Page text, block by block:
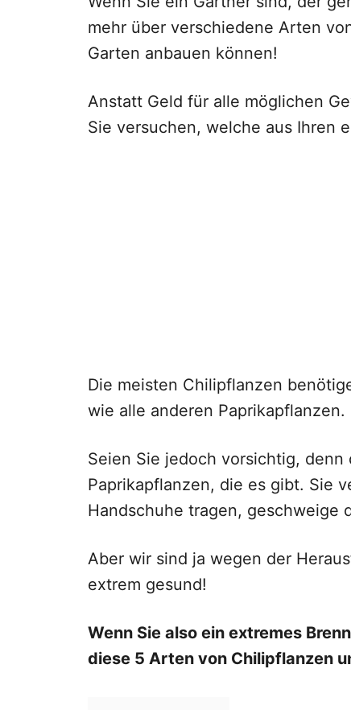
mehr über verschiedene Arten
Garten anbauen können!
Anstatt Geld für alle möglichen
Sie versuchen, welche aus Ihren
Die meisten Chilipflanzen
wie alle anderen Paprikapflanzen.
Seien Sie jedoch vorsichtig,
Paprikapflanzen, die es gibt. Sie
Handschuhe tragen, geschweige
Aber wir sind ja wegen der
extrem gesund!
Wenn Sie also ein extremes
diese 5 Arten von Chilipflanzen